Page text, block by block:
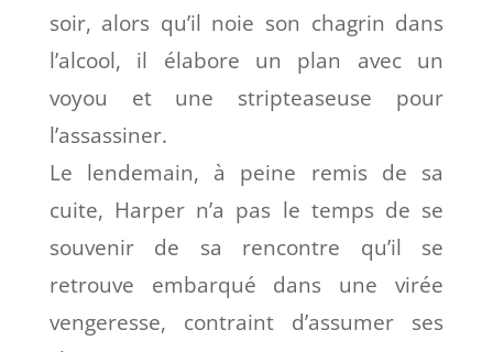
soir, alors qu’il noie son chagrin dans
l’alcool, il élabore un plan avec un
voyou et une stripteaseuse pour
l’assassiner.
Le lendemain, à peine remis de sa
cuite, Harper n’a pas le temps de se
souvenir de sa rencontre qu’il se
retrouve embarqué dans une virée
vengeresse, contraint d’assumer ses